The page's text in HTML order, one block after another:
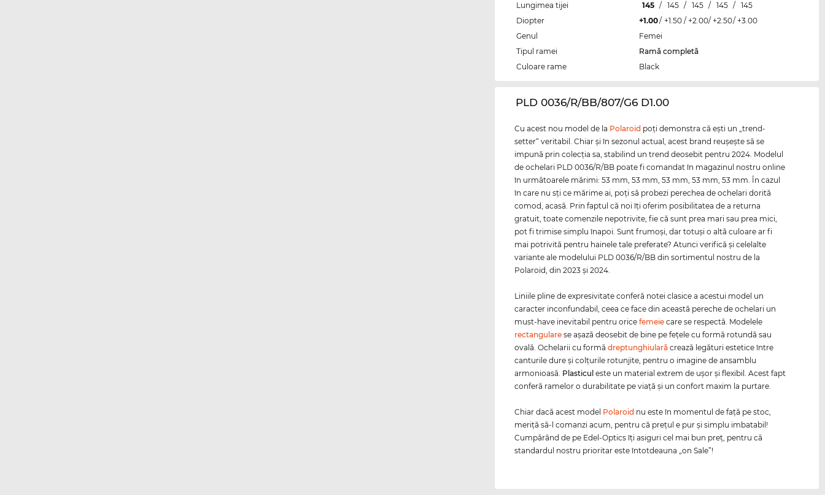
Lungimea tijei
145 / 145 / 145 / 145 / 145
Diopter
+1.00/ +1.50 / +2.00/ +2.50/ +3.00
Genul
Femei
Tipul ramei
Ramă completă
Culoare rame
Black
‌PLD 0036/R/BB/807/G6 D1.00
Cu acest nou model de la Polaroid poţi demonstra că eşti un „trend-
setter“ veritabil. Chiar şi în sezonul actual, acest brand reuşeşte să se
impună prin colecţia sa, stabilind un trend deosebit pentru 2024. Modelul
de ochelari PLD 0036/R/BB poate fi comandat în magazinul nostru online
în următoarele mărimi: 53 mm, 53 mm, 53 mm, 53 mm, 53 mm. În cazul
în care nu sţi ce mărime ai, poţi să probezi perechea de ochelari dorită
comod, acasă. Prin faptul că noi îţi oferim posibilitatea de a returna
gratuit, toate comenzile nepotrivite, fie că sunt prea mari sau prea mici,
pot fi trimise simplu înapoi. Sunt frumoşi, dar totuşi o altă culoare ar fi
mai potrivită pentru hainele tale preferate? Atunci verifică şi celelalte
variante ale modelului PLD 0036/R/BB din sortimentul nostru de la
Polaroid, din 2023 şi 2024.
Liniile pline de expresivitate conferă notei clasice a acestui model un
caracter inconfundabil, ceea ce face din această pereche de ochelari un
must-have inevitabil pentru oricefemeie care se respectă. Modelele
rectangulare se aşază deosebit de bine pe feţele cu formă rotundă sau
ovală. Ochelarii cu formădreptunghiulară crează legături estetice între
canturile dure şi colţurile rotunjite, pentru o imagine de ansamblu
armonioasă. Plasticul este un material extrem de uşor şi flexibil. Acest fapt
conferă ramelor o durabilitate pe viaţă şi un confort maxim la purtare.
Chiar dacă acest model Polaroid nu este în momentul de faţă pe stoc,
meriţă să-l comanzi acum, pentru că preţul e pur şi simplu imbatabil!
Cumpărând de pe Edel-Optics îţi asiguri cel mai bun preţ, pentru că
standardul nostru prioritar este întotdeauna „on Sale”!